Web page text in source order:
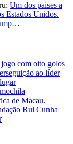
Um dos paises a
Estados Unidos.
com oito golos
ao líder
de Macau.
Rui Cunha